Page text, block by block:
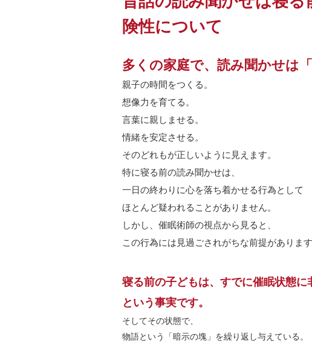
険性について
多くの家庭で、読み聞かせは
親子の時間をつくる。
想像力を育てる。
言葉に親しませる。
情緒を安定させる。
そのどれもが正しいように見えます。
特に寝る前の読み聞かせは、
一日の終わりに心を落ち着かせる行為として
ほとんど疑われることがありません。
しかし、催眠術師の視点から見ると、
この行為には見過ごされがちな前提があります
寝る前の子どもは、すでに催眠状態
という事実です。
そしてその状態で、
物語という「暗示の塊」を繰り返し与えている。